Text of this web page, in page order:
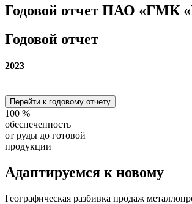
Годовой отчет ПАО «ГМК
Годовой отчет
2023
Перейти к годовому отчету
100 %
обеспеченность
от руды до готовой
продукции
Адаптируемся к новому
Географическая разбивка продаж